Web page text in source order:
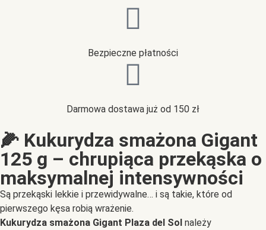
Bezpieczne płatności
Darmowa dostawa już od 150 zł
🌽 Kukurydza smażona Gigant
125 g – chrupiąca przekąska o
maksymalnej intensywności
Są przekąski lekkie i przewidywalne… i są takie, które od
pierwszego kęsa robią wrażenie.
Kukurydza smażona Gigant Plaza del Sol należy